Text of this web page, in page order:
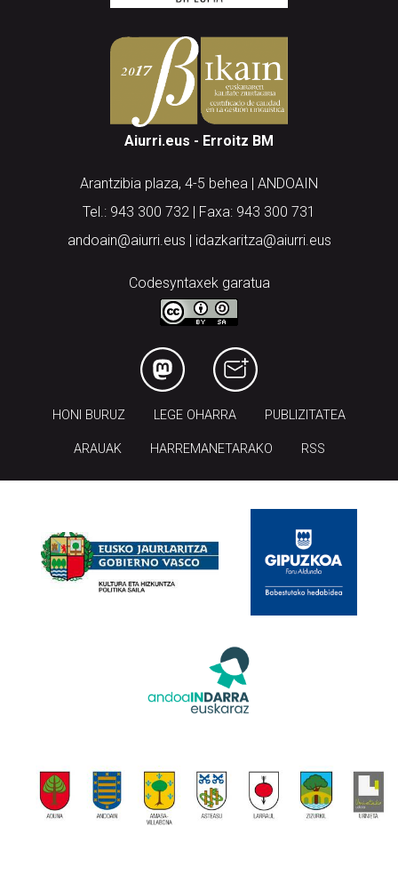
Aiurri.eus - Erroitz BM
Arantzibia plaza, 4-5 behea | ANDOAIN
Tel.: 943 300 732 | Faxa: 943 300 731
andoain@aiurri.eus | idazkaritza@aiurri.eus
Codesyntaxek garatua
HONI BURUZ LEGE OHARRA PUBLIZITATEA
ARAUAK HARREMANETARAKO RSS